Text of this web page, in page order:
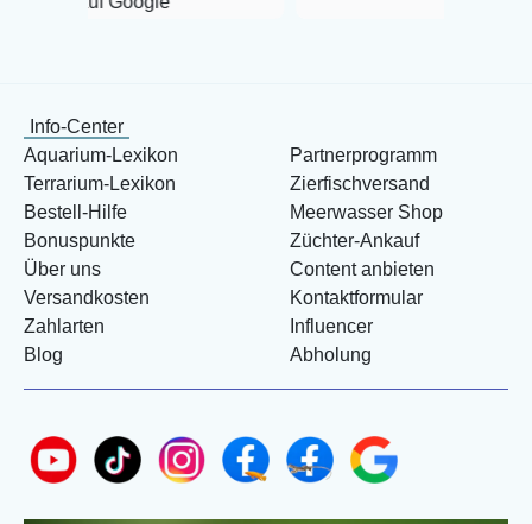
Info-Center
Aquarium-Lexikon
Terrarium-Lexikon
Bestell-Hilfe
Bonuspunkte
Über uns
Versandkosten
Zahlarten
Blog
Partnerprogramm
Zierfischversand
Meerwasser Shop
Züchter-Ankauf
Content anbieten
Kontaktformular
Influencer
Abholung